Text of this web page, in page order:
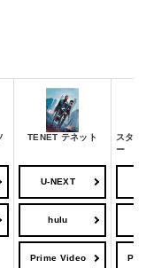
ペンス
ス
TENET テネット
スタン
ー
U-NEXT
hulu
Prime Video